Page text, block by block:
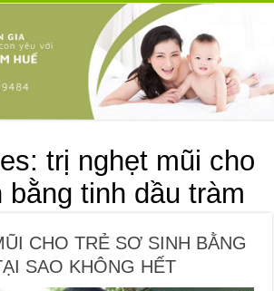
trị nghẹt mũi cho
tinh dầu tràm
CHO TRẺ SƠ SINH BẰNG
SAO KHÔNG HẾT